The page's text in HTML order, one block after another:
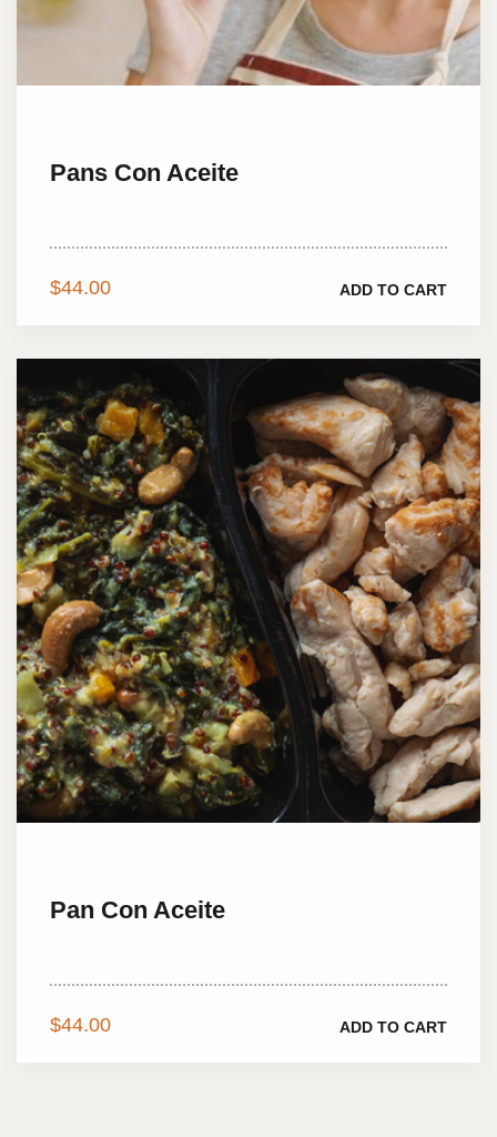
Pans Con Aceite
$44.00 ADD TO CART
Pan Con Aceite
$44.00 ADD TO CART